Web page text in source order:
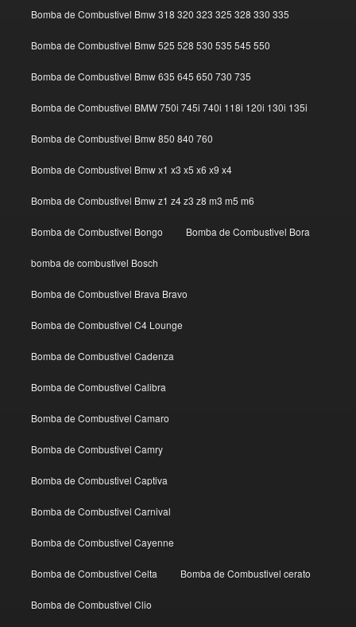
Bomba de Combustivel Bmw 318 320 323 325 328 330 335
Bomba de Combustivel Bmw 525 528 530 535 545 550
Bomba de Combustivel Bmw 635 645 650 730 735
Bomba de Combustivel BMW 750i 745i 740i 118i 120i 130i 135i
Bomba de Combustivel Bmw 850 840 760
Bomba de Combustivel Bmw x1 x3 x5 x6 x9 x4
Bomba de Combustivel Bmw z1 z4 z3 z8 m3 m5 m6
Bomba de Combustivel Bongo Bomba de Combustivel Bora
bomba de combustivel Bosch
Bomba de Combustivel Brava Bravo
Bomba de Combustivel C4 Lounge
Bomba de Combustivel Cadenza
Bomba de Combustivel Calibra
Bomba de Combustivel Camaro
Bomba de Combustivel Camry
Bomba de Combustivel Captiva
Bomba de Combustivel Carnival
Bomba de Combustivel Cayenne
Bomba de Combustivel Celta Bomba de Combustivel cerato
Bomba de Combustivel Clio